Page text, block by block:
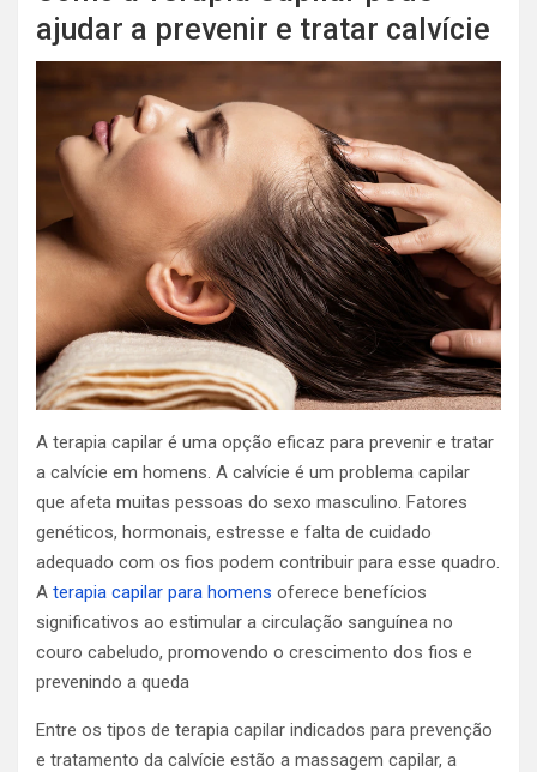
ajudar a prevenir e tratar calvície
A terapia capilar é uma opção eficaz para prevenir e tratar
a calvície em homens. A calvície é um problema capilar
que afeta muitas pessoas do sexo masculino. Fatores
genéticos, hormonais, estresse e falta de cuidado
adequado com os fios podem contribuir para esse quadro.
A terapia capilar para homens oferece benefícios
significativos ao estimular a circulação sanguínea no
couro cabeludo, promovendo o crescimento dos fios e
prevenindo a queda
Entre os tipos de terapia capilar indicados para prevenção
e tratamento da calvície estão a massagem capilar, a